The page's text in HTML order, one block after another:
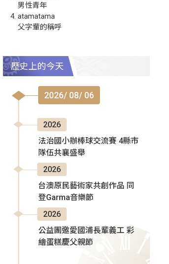
男性青年
atamatama
父字輩的稱呼
歷史上的今天
2026/ 08/ 06
2026
法治國小辦棒球交流賽 4縣市
隊伍共襄盛舉
2026
台澳原民藝術家共創作品 同
登Garma音樂節
2026
公益團邀愛國浦長輩義工 彩
繪蛋糕慶父親節